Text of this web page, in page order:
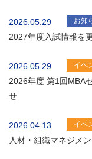
2026.05.29 お知
2027年度入試情報を
2026.05.29 イベ
2026年度 第1回MBA
せ
2026.04.13 イベ
人材・組織マネジメ